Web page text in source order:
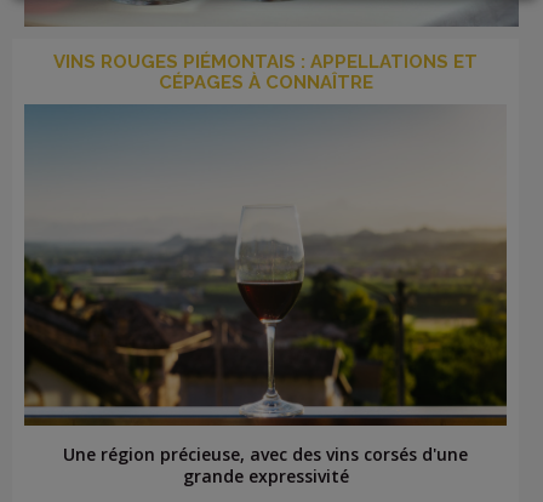
LOGIN
VINS ROUGES PIÉMONTAIS : APPELLATIONS ET
CÉPAGES À CONNAÎTRE
Une région précieuse, avec des vins corsés d'une
grande expressivité